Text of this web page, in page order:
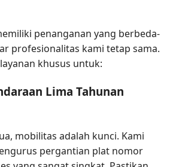
penanganan yang berbeda-
profesionalitas kami tetap sama.
khusus untuk:
Lima Tahunan
mobilitas adalah kunci. Kami
pergantian plat nomor